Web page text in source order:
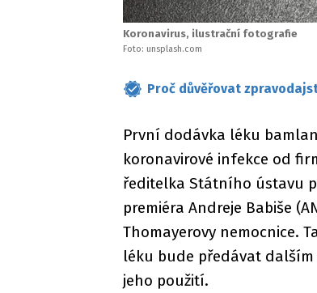
Koronavirus, ilustrační fotografie
Foto: unsplash.com
Proč důvěřovat
První dodávka léku
koronavirové infekce od
ředitelka Státního ústavu
premiéra Andreje Babiše
Thomayerovy nemocnice.
léku bude předávat
jeho použití.